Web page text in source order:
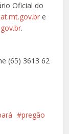
Oficial do
e
.
(65) 3613 62
pregão